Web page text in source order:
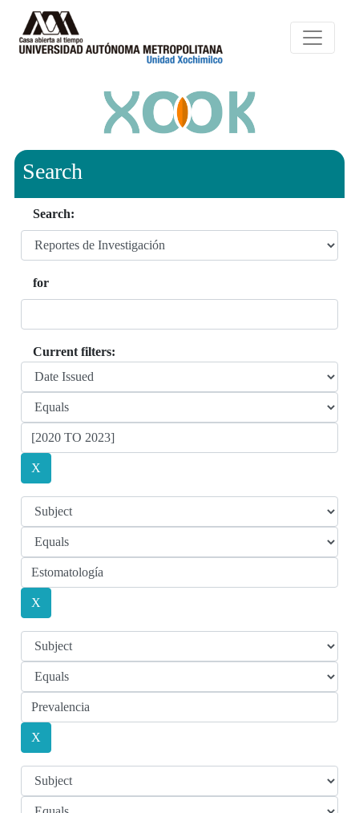
Search
Search:
for
Current filters: